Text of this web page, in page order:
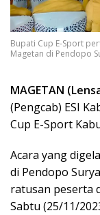
Bupati Cup E-Sport
Magetan di Pendopo
MAGETAN
(Pengcab) ESI
Cup E-Sport
Acara yang
di Pendopo
ratusan peserta
Sabtu (25/11/